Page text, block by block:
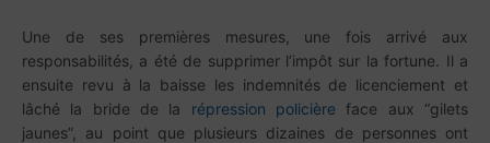
Une de ses premières mesures, une fois arrivé aux
responsabilités, a été de supprimer l’impôt sur la fortune. Il a
ensuite revu à la baisse les indemnités de licenciement et
lâché la bride de la répression policière face aux “gilets
jaunes”, au point que plusieurs dizaines de personnes ont